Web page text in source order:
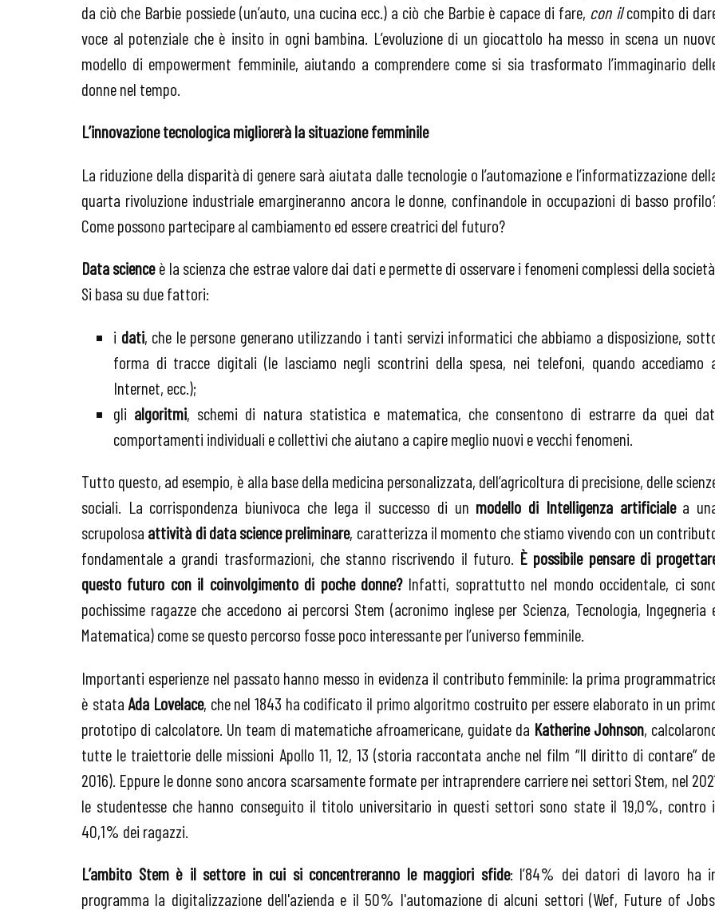
da ciò che Barbie possiede (un’auto, una cucina ecc.) a ciò che Barbie è capace di fare, con il compito di
voce al potenziale che è insito in ogni bambina. L’evoluzione di un giocattolo ha messo in scena un
modello di empowerment femminile, aiutando a comprendere come si sia trasformato l’immaginario
donne nel tempo.
L’innovazione tecnologica migliorerà la situazione femminile
La riduzione della disparità di genere sarà aiutata dalle tecnologie o l’automazione e l’informatizzazione
quarta rivoluzione industriale emargineranno ancora le donne, confinandole in occupazioni di basso
Come possono partecipare al cambiamento ed essere creatrici del futuro?
Data scienceè la scienza che estrae valore dai dati e permette di osservare i fenomeni complessi della
Si basa su due fattori:
i dati, che le persone generano utilizzando i tanti servizi informatici che abbiamo a disposizione,
forma di tracce digitali (le lasciamo negli scontrini della spesa, nei telefoni, quando accediamo
Internet, ecc.);
gli algoritmi, schemi di natura statistica e matematica, che consentono di estrarre da quei
comportamenti individuali e collettivi che aiutano a capire meglio nuovi e vecchi fenomeni.
Tutto questo, ad esempio, è alla base della medicina personalizzata, dell’agricoltura di precisione, delle
sociali. La corrispondenza biunivoca che lega il successo di un modello di Intelligenza artificialea
scrupolosa attività di data science preliminare, caratterizza il momento che stiamo vivendo con un
fondamentale a grandi trasformazioni, che stanno riscrivendo il futuro. È possibile pensare di
questo futuro con il coinvolgimento di poche donne?Infatti, soprattutto nel mondo occidentale, ci
pochissime ragazze che accedono ai percorsi Stem (acronimo inglese per Scienza, Tecnologia, Ingegneria
Matematica) come se questo percorso fosse poco interessante per l’universo femminile.
Importanti esperienze nel passato hanno messo in evidenza il contributo femminile: la prima
è stata Ada Lovelace, che nel 1843 ha codificato il primo algoritmo costruito per essere elaborato in un
prototipo di calcolatore. Un team di matematiche afroamericane, guidate da Katherine Johnson,
tutte le traiettorie delle missioni Apollo 11, 12, 13 (storia raccontata anche nel film “Il diritto di contare”
2016). Eppure le donne sono ancora scarsamente formate per intraprendere carriere nei settori Stem, nel
le studentesse che hanno conseguito il titolo universitario in questi settori sono state il 19,0%, contro
40,1% dei ragazzi.
L’ambito Stem è il settore in cui si concentreranno le maggiori sfide: l’84% dei datori di lavoro ha
programma la digitalizzazione dell'azienda e il 50% l'automazione di alcuni settori (Wef, Future of